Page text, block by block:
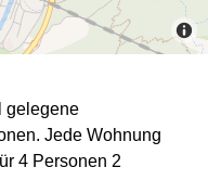
gelegene
Jede Wohnung
4 Personen 2